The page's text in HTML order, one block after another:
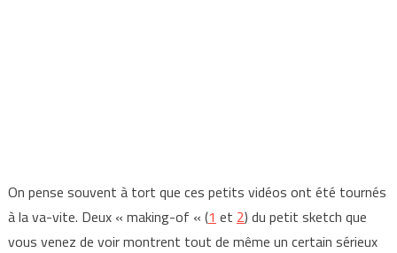
On pense souvent à tort que ces petits vidéos ont été tournés
à la va-vite. Deux « making-of « (1 et 2) du petit sketch que
vous venez de voir montrent tout de même un certain sérieux